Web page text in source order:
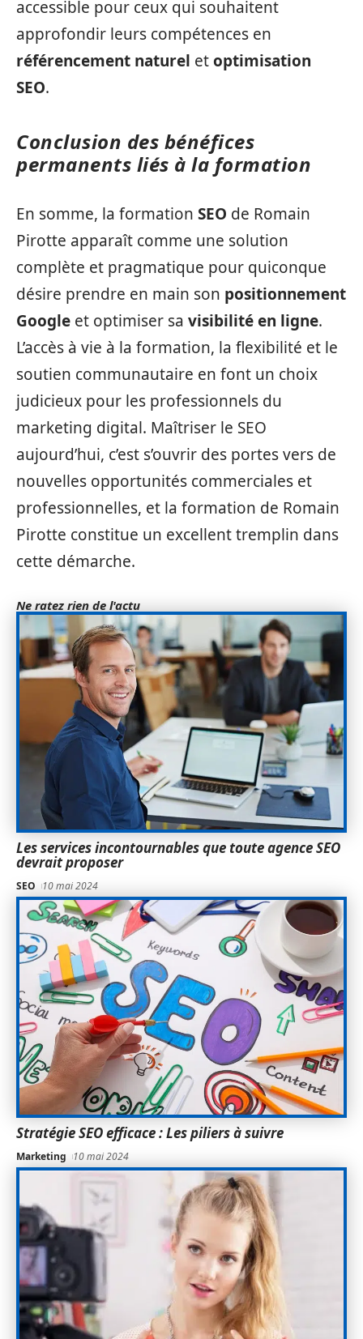
accessible pour ceux qui souhaitent
approfondir leurs compétences en
référencement naturel etoptimisation
SEO.
Conclusion des bénéfices
permanents liés à la formation
En somme, la formation SEO de Romain
Pirotte apparaît comme une solution
complète et pragmatique pour quiconque
désire prendre en main son positionnement
Google et optimiser sa visibilité en ligne.
L’accès à vie à la formation, la flexibilité et le
soutien communautaire en font un choix
judicieux pour les professionnels du
marketing digital. Maîtriser le SEO
aujourd’hui, c’est s’ouvrir des portes vers de
nouvelles opportunités commerciales et
professionnelles, et la formation de Romain
Pirotte constitue un excellent tremplin dans
cette démarche.
Ne ratez rien de l'actu
Les services incontournables que toute agence SEO
devrait proposer
SEO 10 mai 2024
Stratégie SEO efficace : Les piliers à suivre
Marketing 10 mai 2024